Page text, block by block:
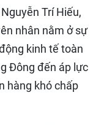
Trí Hiếu,
nhân nằm ở sự
kinh tế toàn
Đông đến áp lực
hàng khó chấp